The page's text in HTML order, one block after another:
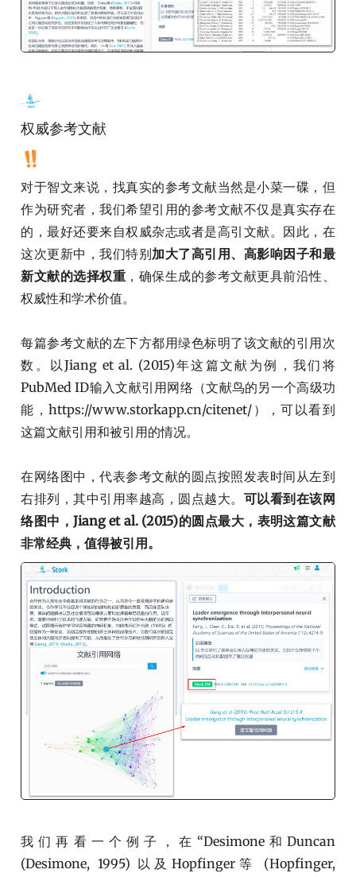
权威参考文献
对于智文来说，找真实的参考文献当然是小菜一碟，但
作为研究者，我们希望引用的参考文献不仅是真实存在
的，最好还要来自权威杂志或者是高引文献。因此，在
这次更新中，我们特别加大了高引用、高影响因子和最
新文献的选择权重 ，确保生成的参考文献更具前沿性、
权威性和学术价值。
每篇参考文献的左下方都用绿色标明了该文献的引用次
数。以Jiang et al. (2015)年这篇文献为例，我们将
PubMed ID输入文献引用网络（文献鸟的另一个高级功
能，https://www.storkapp.cn/citenet/），可以看到
这篇文献引用和被引用的情况。
在网络图中，代表参考文献的圆点按照发表时间从左到
右排列，其中引用率越高，圆点越大。 可以看到在该网
络图中，Jiang et al. (2015)的圆点最大，表明这篇文献
非常经典，值得被引用。
我们再看一个例子，在“Desimone和Duncan
(Desimone, 1995) 以及Hopfinger等 (Hopfinger,